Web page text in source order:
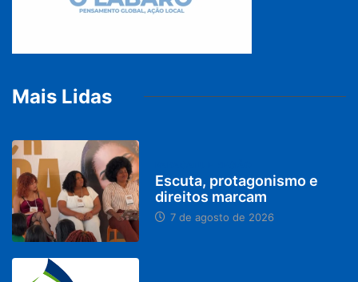
Mais Lidas
Escuta, protagonismo e
direitos marcam
7 de agosto de 2026